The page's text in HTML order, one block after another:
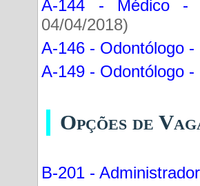
A-144 - Médico -
04/04/2018)
A-146 - Odontólogo
A-149 - Odontólogo
Opções de
B-201 -